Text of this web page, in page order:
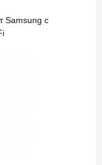
Samsung с